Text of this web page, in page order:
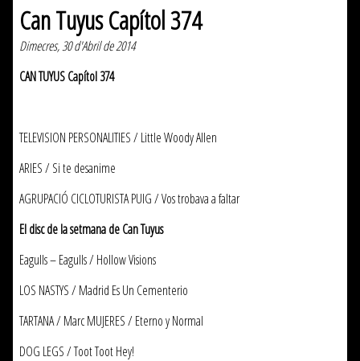
Can Tuyus Capítol 374
Dimecres, 30 d'Abril de 2014
CAN TUYUS Capítol 374
TELEVISION PERSONALITIES / Little Woody Allen
ARIES / Si te desanime
AGRUPACIÓ CICLOTURISTA PUIG / Vos trobava a faltar
El disc de la setmana de Can Tuyus
Eagulls – Eagulls / Hollow Visions
LOS NASTYS / Madrid Es Un Cementerio
TARTANA / Marc MUJERES / Eterno y Normal
DOG LEGS / Toot Toot Hey!